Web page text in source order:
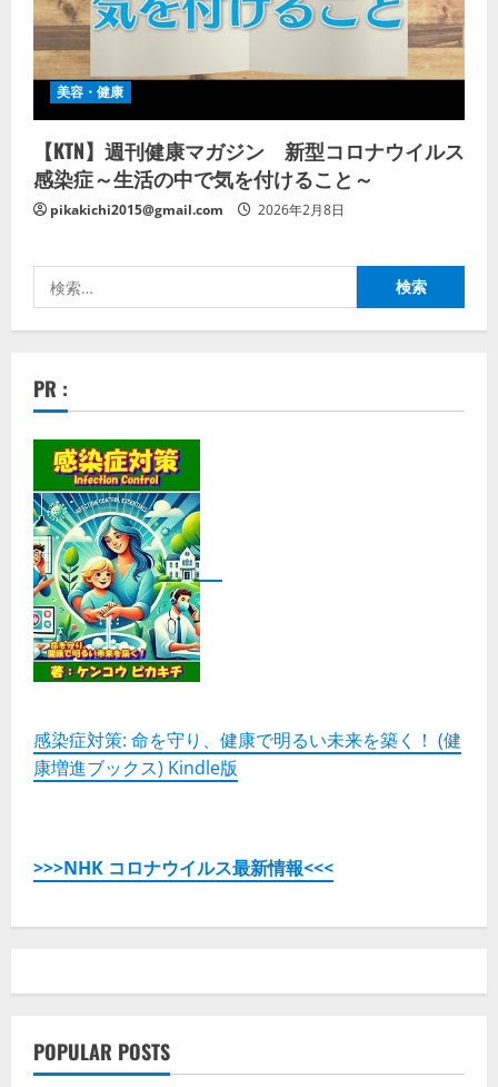
美容・健康
【KTN】週刊健康マガジン 新型コロナウイルス
感染症～生活の中で気を付けること～
pikakichi2015@gmail.com 2026年2月8日
索:
PR :
感染症対策: 命を守り、健康で明るい未来を築く！ (健
康増進ブックス) Kindle版
>>>NHK コロナウイルス最新情報<<<
POPULAR POSTS